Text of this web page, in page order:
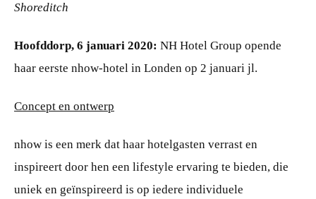
Shoreditch
Hoofddorp, 6 januari 2020: NH Hotel Group opende
haar eerste nhow-hotel in Londen op 2 januari jl.
Concept en ontwerp
nhow is een merk dat haar hotelgasten verrast en
inspireert door hen een lifestyle ervaring te bieden, die
uniek en geïnspireerd is op iedere individuele